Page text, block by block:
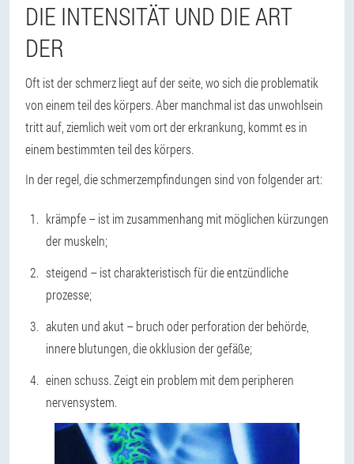
DIE INTENSITÄT UND DIE ART
DER
Oft ist der schmerz liegt auf der seite, wo sich die problematik
von einem teil des körpers. Aber manchmal ist das unwohlsein
tritt auf, ziemlich weit vom ort der erkrankung, kommt es in
einem bestimmten teil des körpers.
In der regel, die schmerzempfindungen sind von folgender art:
krämpfe – ist im zusammenhang mit möglichen kürzungen
der muskeln;
steigend – ist charakteristisch für die entzündliche
prozesse;
akuten und akut – bruch oder perforation der behörde,
innere blutungen, die okklusion der gefäße;
einen schuss. Zeigt ein problem mit dem peripheren
nervensystem.